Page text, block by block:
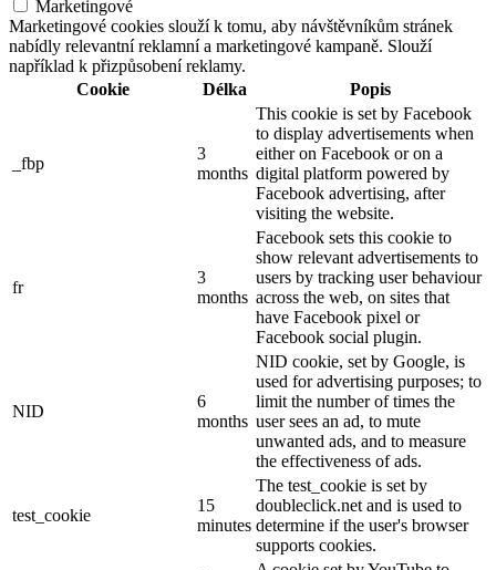
Marketingové
Marketingové cookies slouží k tomu, aby návštěvníkům stránek
nabídly relevantní reklamní a marketingové kampaně. Slouží
například k přizpůsobení reklamy.
Cookie
Délka Popis
_fbp
3
months
This cookie is set by Facebook
to display advertisements when
either on Facebook or on a
digital platform powered by
Facebook advertising, after
visiting the website.
fr
3
months
Facebook sets this cookie to
show relevant advertisements to
users by tracking user behaviour
across the web, on sites that
have Facebook pixel or
Facebook social plugin.
NID
6
months
NID cookie, set by Google, is
used for advertising purposes; to
limit the number of times the
user sees an ad, to mute
unwanted ads, and to measure
the effectiveness of ads.
test_cookie
15
minutes
The test_cookie is set by
doubleclick.net and is used to
determine if the user's browser
supports cookies.